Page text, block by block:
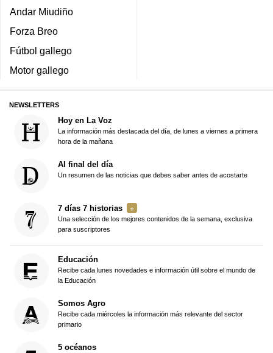
Andar Miudiño
Forza Breo
Fútbol gallego
Motor gallego
NEWSLETTERS
Hoy en La Voz
La información más destacada del día, de lunes a viernes a primera
hora de la mañana
Al final del día
Un resumen de las noticias que debes saber antes de acostarte
7 días 7 historias
Una selección de los mejores contenidos de la semana, exclusiva
para suscriptores
Educación
Recibe cada lunes novedades e información útil sobre el mundo de
la Educación
Somos Agro
Recibe cada miércoles la información más relevante del sector
primario
5 océanos